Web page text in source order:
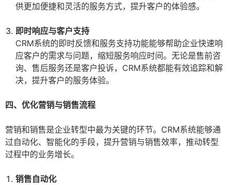
供更加便捷和灵活的服务方式，提升客户的体验感。
即时响应与客户支持
CRM系统的即时反馈和服务支持功能能够帮助企业快速响
应客户的需求与问题，缩短服务响应时间。无论是售前咨
询、售后服务还是客户投诉，CRM系统都能有效追踪和解
决，提升客户的服务体验。
四、优化营销与销售流程
营销和销售是企业转型中最为关键的环节。CRM系统能够通
过自动化、智能化的手段，提升营销与销售效率，推动转型
过程中的业务增长。
销售自动化